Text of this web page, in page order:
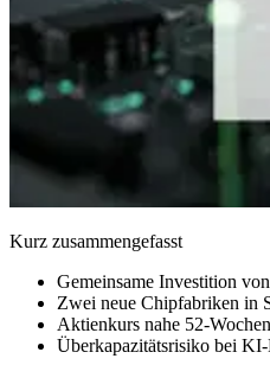
Kurz zusammengefasst
Gemeinsame Investition
Zwei neue Chipfabriken in
Aktienkurs nahe 52-
Überkapazitätsrisiko bei